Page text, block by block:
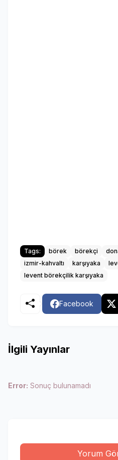
Tags: börek börekçi
izmir-kahvaltı
karşıyaka
levent börekçilik karşıyaka
Facebook
İlgili Yayınlar
Error: Sonuç bulunamadı
Yorum